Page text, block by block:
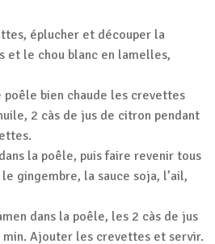
éplucher et découper la
et le chou blanc en lamelles,
poêle bien chaude les crevettes
2 càs de jus de citron pendant
la poêle, puis faire revenir tous
gingembre, la sauce soja, l’ail,
dans la poêle, les 2 càs de jus
Ajouter les crevettes et servir.